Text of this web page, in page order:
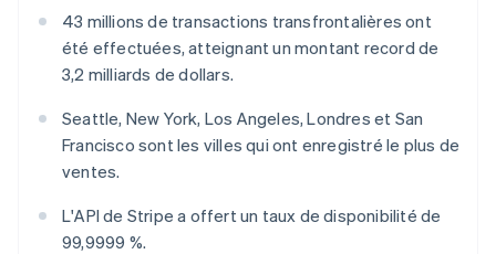
Découvrez les prochaines évolutions
Radar
Prévention de la fraude
Constitution de start-up
Climate
Élimination du carbone
Identity
Vérification de l'identité
Commerce en ligne
Partenaires
Stripe App Marketplace
43 millions de transactions transfrontalières ont
été effectuées, atteignant un montant record de
3,2 milliards de dollars.
Seattle, New York, Los Angeles, Londres et San
Francisco sont les villes qui ont enregistré le plus de
ventes.
L'API de Stripe a offert un taux de disponibilité de
99,9999 %.